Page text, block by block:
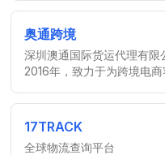
奥通跨境
深圳澳通国际货运代理有
2016年，致力于为跨境电商
17TRACK
全球物流查询平台